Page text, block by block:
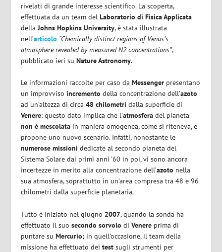
rivelati di grande interesse scientifico. La scoperta,
effettuata da un team delLaboratorio di Fisica Applicata
dellaJohns Hopkins University, è stata illustrata
nell’articolo “Chemically distinct regions of Venus’s
atmosphere revealed by measured N2 concentrations”,
pubblicato ieri suNature Astronomy.
Le informazioni raccolte per caso daMessenger presentano
un improvviso incremento della concentrazione dell’azoto
ad un’altezza di circa48 chilometri dalla superficie di
Venere: questo dato implica che l’atmosfera del pianeta
non è mescolata in maniera omogenea, come si riteneva, e
propone uno nuovo scenario. Infatti, nonostante le
numerose missioni dedicate al secondo pianeta del
Sistema Solare dai primi anni ’60 in poi, vi sono ancora
incertezze in merito alla concentrazione dell’azoto nella
sua atmosfera, soprattutto in un’area compresa tra 48 e 96
chilometri dalla superficie planetaria.
Tutto è iniziato nel giugno 2007, quando la sonda ha
effettuato il suosecondo sorvolo diVenere prima di
puntare suMercurio; in quell’occasione, il team della
missione ha effettuato deitest sugli strumenti per